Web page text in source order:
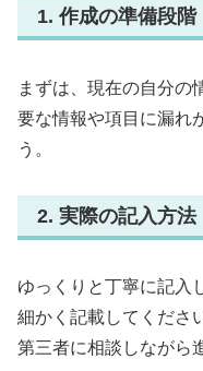
1. 作成の準備段階
まずは、現在の自分の
要な情報や項目に漏れ
う。
2. 実際の記入方法
ゆっくりと丁寧に記入
細かく記載してくださ
第三者に相談しながら